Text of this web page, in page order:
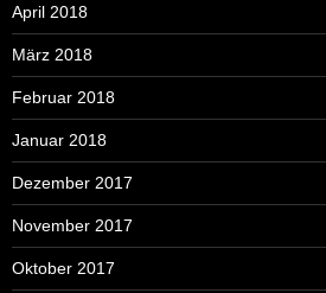
April 2018
März 2018
Februar 2018
Januar 2018
Dezember 2017
November 2017
Oktober 2017